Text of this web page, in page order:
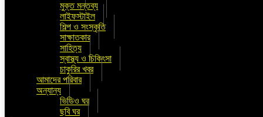
মুক্ত মন্তব্য
লাইফস্টাইল
শিল্প ও সংস্কৃতি
সাক্ষাতকার
সাহিত্য
স্বাস্থ্য ও চিকিৎসা
চাকুরির খবর
আমাদের পরিবার
অন্যান্য
ভিডিও ঘর
ছবি ঘর